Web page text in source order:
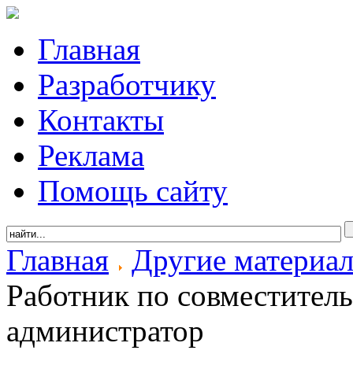
Главная
Разработчику
Контакты
Реклама
Помощь сайту
Главная
Другие
Работник по
администратор